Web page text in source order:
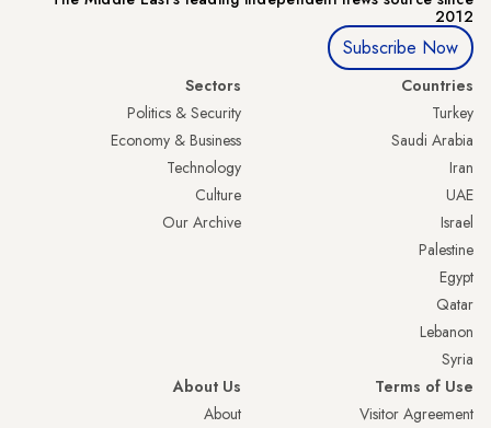
2012
Subscribe Now
Countries
Turkey
Saudi Arabia
Iran
UAE
Israel
Palestine
Egypt
Qatar
Lebanon
Syria
Sectors
Politics & Security
Economy & Business
Technology
Culture
Our Archive
Terms of Use
Visitor Agreement
About Us
About